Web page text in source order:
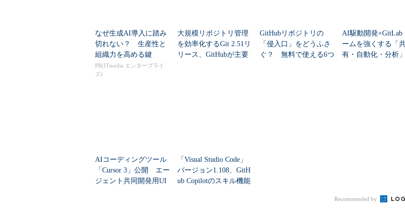
は、まず、「git clone 」（連載第381回 ）でリポジトリを自分の環境に複製します
（※1）。リモートリポジトリの内容がバージョンアップされたら「git pull」（
連載
382回）で最新版を取得します。開発に参加するのではなく、単に最新版を取得した
いう場合は、「git clone」と「git pull」を利用すればよいでしょう。
保管場所であるリポジトリに対し、ファイルの編集などを行う場所を「ワークツリ
ー」「ワーキングエリア」「作業ツリー」などと呼びます。「git clone」や「git pull」
取得した最新版のファイルはワークツリーに配置されます。つまり「作業ディレクト
なぜ生成AI導入に踏み
切れない？ 生産性と
組織力を高める鍵
PR(ITmedia エンタープライ
ズ)
大規模リポジトリ管理
を効率化するGit 2.51リ
リース、GitHubが主要
GitHubリポジトリの
「侵入口」をどうふさ
ぐ？ 無料で使える6つ
AI駆動開発×GitLab
ームを強くする「
有・自動化・分析
AIコーディングツール
「Cursor 3」公開 エー
ジェント共同開発用UI
「Visual Studio Code」
バージョン1.108、GitH
ub Copilotのスキル機能
Recommended by